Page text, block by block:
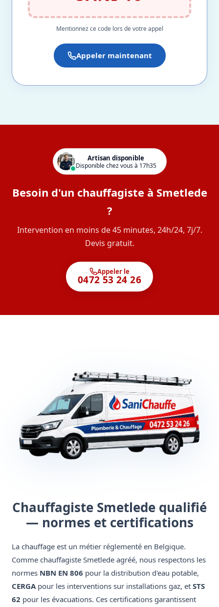
Mentionnez ce code lors de votre appel
Appeler maintenant
Artisan disponible
Disponible chez vous à 17h35
Besoin d'un chauffagiste à Smetlede
?
Intervention en moins de 45 minutes, 24h/24, 7j/7.
Devis gratuit.
Appeler le
0472 53 24 26
Chauffagiste Smetlede qualifié
— normes et certifications
La chauffage est un métier réglementé en Belgique.
Comme chauffagiste Smetlede agréé, nous respectons les
normes NBN EN 806 pour la distribution d'eau potable,
CERGApour les interventions sur installations gaz, et STS
62 pour les évacuations. Ces certifications garantissent